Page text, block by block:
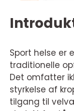
Sport helse er
traditionelle
Det omfatter
styrkelse af
tilgang til